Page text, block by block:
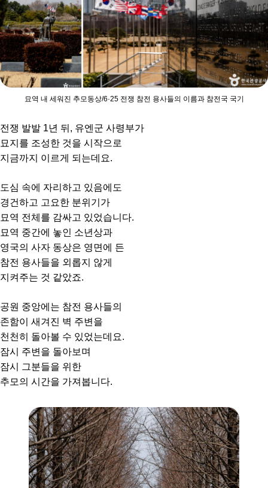
묘역 내 세워진 추모동상/6·25 전쟁 참전 용사들의 이름과 참전국 국기
전쟁 발발 1년 뒤, 유엔군 사령부가
묘지를 조성한 것을 시작으로
지금까지 이르게 되는데요.
도심 속에 자리하고 있음에도
경건하고 고요한 분위기가
묘역 전체를 감싸고 있었습니다.
묘역 중간에 놓인 소년상과
영국의 사자 동상은 영면에 든
참전 용사들을 외롭지 않게
지켜주는 것 같았죠.
공원 중앙에는 참전 용사들의
존함이 새겨진 벽 주변을
천천히 돌아볼 수 있었는데요.
잠시 주변을 돌아보며
잠시 그분들을 위한
추모의 시간을 가져봅니다.